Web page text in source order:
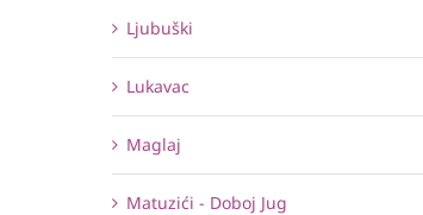
Ljubuški
Lukavac
Maglaj
Matuzići - Doboj Jug